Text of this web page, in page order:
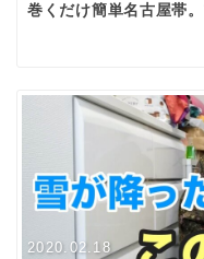
巻くだけ簡単名古屋帯
2020.02.18